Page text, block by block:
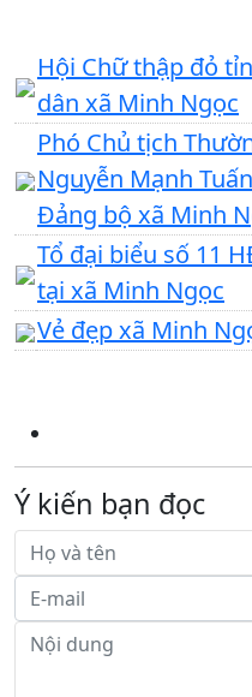
Hội Chữ thập đỏ
dân xã Minh Ngọc
Phó Chủ tịch
Nguyễn Mạnh
Đảng bộ xã Minh
Tổ đại biểu số 11
tại xã Minh Ngọc
Vẻ đẹp xã Minh
Ý kiến bạn đọc